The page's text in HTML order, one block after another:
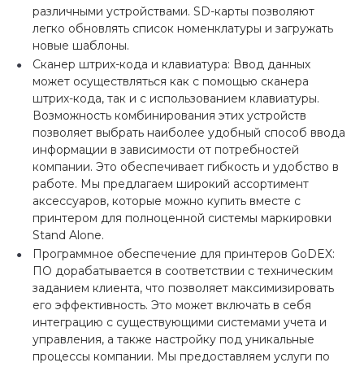
различными устройствами. SD-карты позволяют
легко обновлять список номенклатуры и загружать
новые шаблоны.
Сканер штрих-кода и клавиатура: Ввод данных
может осуществляться как с помощью сканера
штрих-кода, так и с использованием клавиатуры.
Возможность комбинирования этих устройств
позволяет выбрать наиболее удобный способ ввода
информации в зависимости от потребностей
компании. Это обеспечивает гибкость и удобство в
работе. Мы предлагаем широкий ассортимент
аксессуаров, которые можно купить вместе с
принтером для полноценной системы маркировки
Stand Alone.
Программное обеспечение для принтеров GoDEX:
ПО дорабатывается в соответствии с техническим
заданием клиента, что позволяет максимизировать
его эффективность. Это может включать в себя
интеграцию с существующими системами учета и
управления, а также настройку под уникальные
процессы компании. Мы предоставляем услуги по